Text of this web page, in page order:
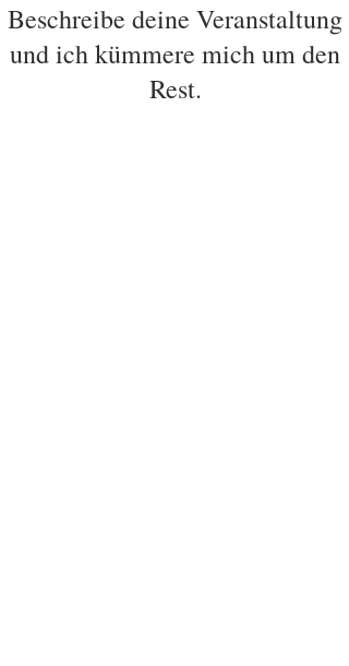
Beschreibe deine Veranstaltung
und ich kümmere mich um den
Rest.